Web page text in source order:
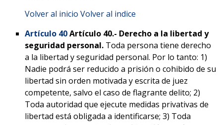
Volver al inicio Volver al indice
Artículo 40Artículo 40.- Derecho a la libertad y
seguridad personal. Toda persona tiene derecho
a la libertad y seguridad personal. Por lo tanto: 1)
Nadie podrá ser reducido a prisión o cohibido de su
libertad sin orden motivada y escrita de juez
competente, salvo el caso de flagrante delito; 2)
Toda autoridad que ejecute medidas privativas de
libertad está obligada a identificarse; 3) Toda